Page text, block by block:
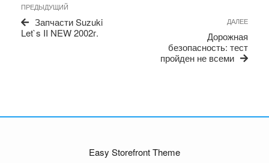
по
записям
Предыдущая
запись
ПРЕДЫДУЩИЙ
Запчасти Suzuki
Let`s II NEW 2002г.
ДАЛЕЕ
Дорожная
безопасность: тест
пройден не всеми
Easy Storefront Theme